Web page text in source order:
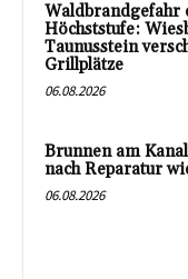
Waldbrandgefahr
Höchststufe:
Taunusstein
Grillplätze
06.08.2026
Brunnen am
nach Reparatur
06.08.2026